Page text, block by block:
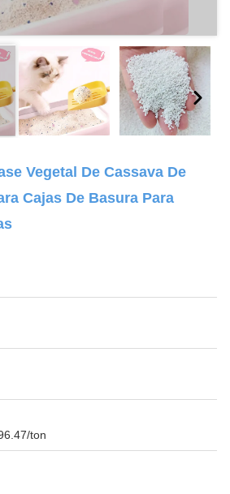
Vegetal De Cassava De
Cajas De Basura Para
ton